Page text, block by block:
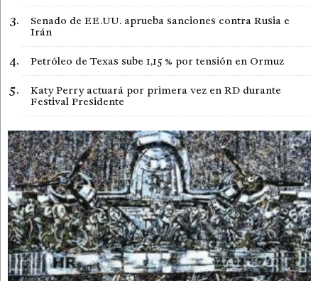
Senado de EE.UU. aprueba sanciones contra Rusia e
Irán
Petróleo de Texas sube 1,15 % por tensión en Ormuz
Katy Perry actuará por primera vez en RD durante
Festival Presidente